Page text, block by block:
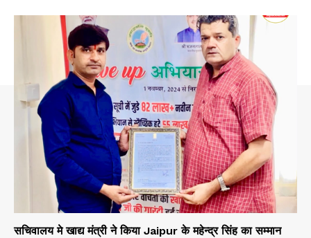
सचिवालय मे खाद्य मंत्री ने किया Jaipur के महेन्द्र सिंह का सम्मान